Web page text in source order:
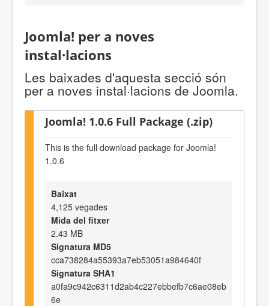
Joomla! per a noves
instal·lacions
Les baixades d'aquesta secció són
per a noves instal·lacions de Joomla.
Joomla! 1.0.6 Full Package (.zip)
This is the full download package for Joomla!
1.0.6
Baixat
4,125 vegades
Mida del fitxer
2.43 MB
Signatura MD5
cca738284a55393a7eb53051a984640f
Signatura SHA1
a0fa9c942c6311d2ab4c227ebbefb7c6ae08eb
6e